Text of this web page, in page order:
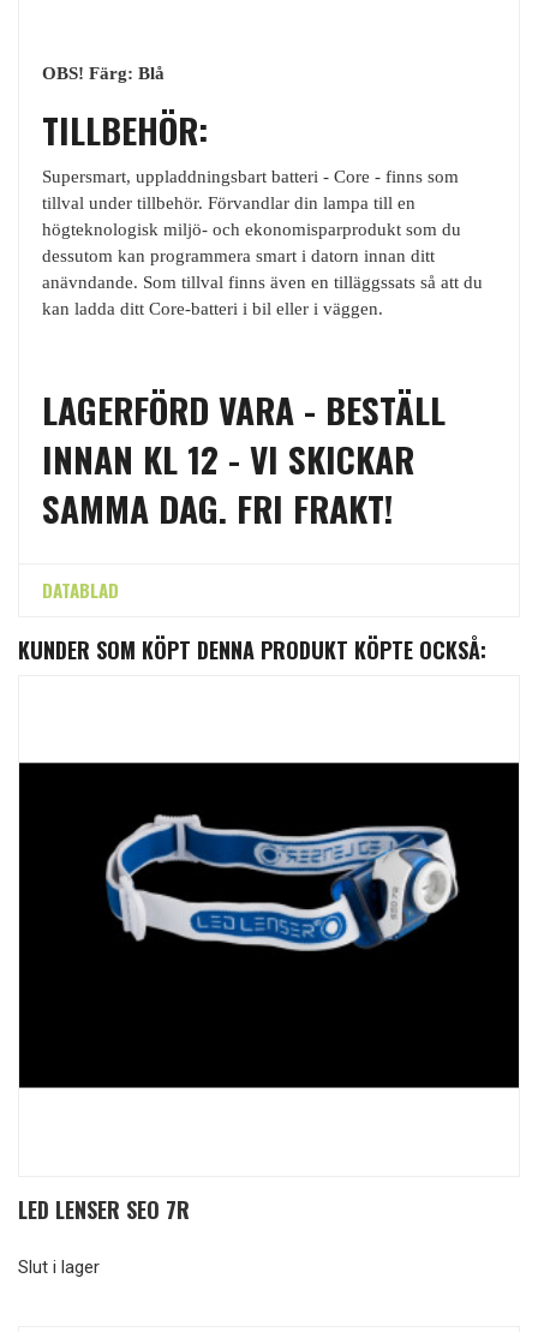
OBS! Färg: Blå
TILLBEHÖR:
Supersmart, uppladdningsbart batteri - Core - finns som
tillval under tillbehör. Förvandlar din lampa till en
högteknologisk miljö- och ekonomisparprodukt som du
dessutom kan programmera smart i datorn innan ditt
anävndande. Som tillval finns även en tilläggssats så att du
kan ladda ditt Core-batteri i bil eller i väggen.
LAGERFÖRD VARA - BESTÄLL
INNAN KL 12 - VI SKICKAR
SAMMA DAG. FRI FRAKT!
DATABLAD
KUNDER SOM KÖPT DENNA PRODUKT KÖPTE OCKSÅ:
LED LENSER SEO 7R
Slut i lager